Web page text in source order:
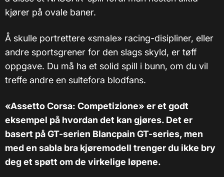
kjører på ovale baner.
Å skulle portrettere «smale» racing-disipliner, eller
andre sportsgrener for den slags skyld, er tøff
oppgave. Du må ha et solid spill i bunn, om du vil
treffe andre en sultefora blodfans.
«Assetto Corsa: Competizione» er et godt
eksempel på hvordan det kan gjøres. Det er
basert på GT-serien Blancpain GT-series, men
med en sabla bra kjøremodell trenger du ikke bry
deg et spøtt om de virkelige løpene.